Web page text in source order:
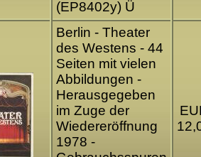
(EP8402y) Ü
Berlin - Theater
des Westens - 44
Seiten mit vielen
Abbildungen -
Herausgegeben
im Zuge der
Wiedereröffnung
1978 -